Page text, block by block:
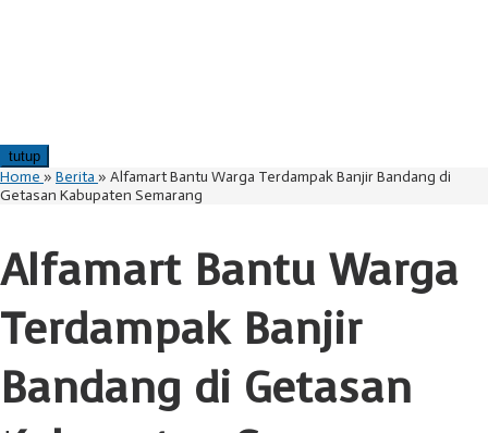
tutup
Home » Berita » Alfamart Bantu Warga Terdampak Banjir Bandang di
Getasan Kabupaten Semarang
Alfamart Bantu Warga
Terdampak Banjir
Bandang di Getasan